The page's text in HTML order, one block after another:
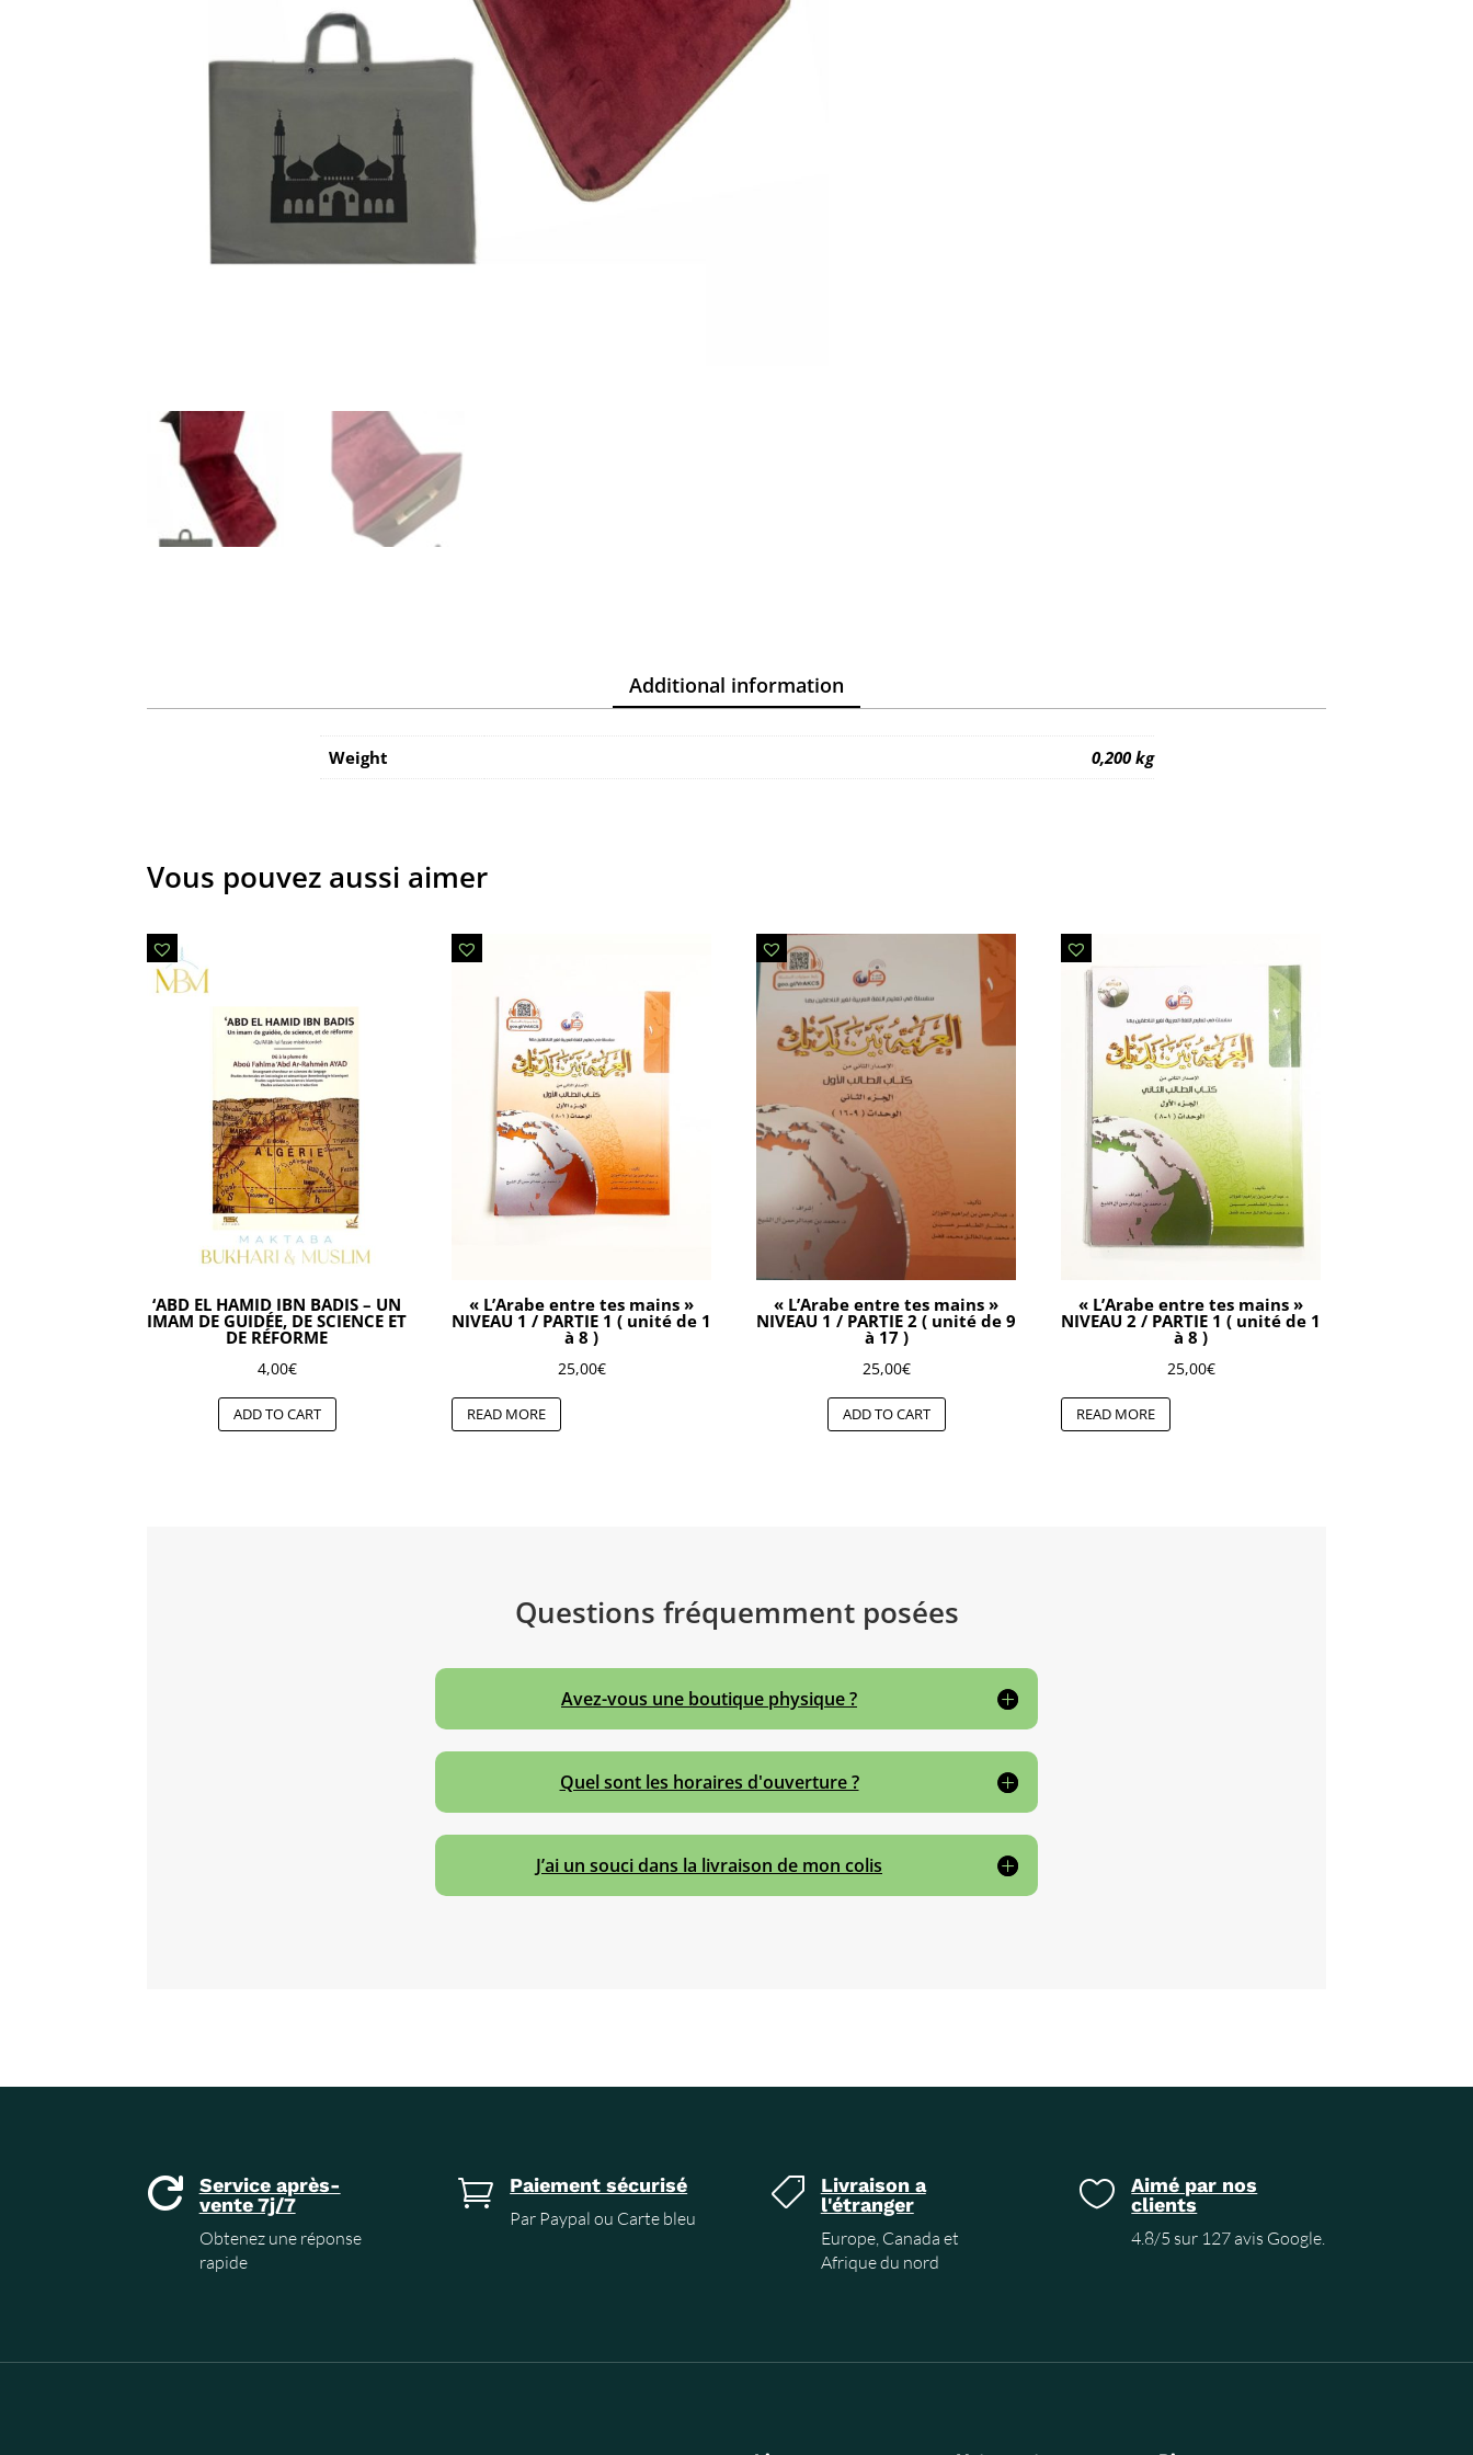
Additional information
Weight 0,200 kg
Vous pouvez aussi aimer
‘ABD EL HAMID IBN BADIS – UN
IMAM DE GUIDÉE, DE SCIENCE ET
DE RÉFORME
4,00€
ADD TO CART
« L’Arabe entre tes mains »
NIVEAU 1 / PARTIE 1 ( unité de 1
à 8 )
25,00€
READ MORE
« L’Arabe entre tes mains »
NIVEAU 1 / PARTIE 2 ( unité de 9
à 17 )
25,00€
ADD TO CART
« L’Arabe entre tes mains »
NIVEAU 2 / PARTIE 1 ( unité de 1
à 8 )
25,00€
READ MORE
Questions fréquemment posées
Avez-vous une boutique physique ?
Quel sont les horaires d'ouverture ?
J’ai un souci dans la livraison de mon colis

Service après-
vente 7j/7
Obtenez une réponse
rapide
 Paiement sécurisé
Par Paypal ou Carte bleu

Livraison a
l'étranger
Europe, Canada et
Afrique du nord

Aimé par nos
clients
4.8/5 sur 127 avis Google.